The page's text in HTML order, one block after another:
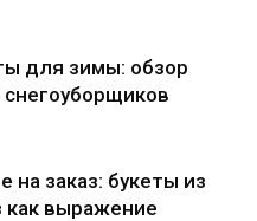
для зимы: обзор
на заказ: букеты из
как выражение